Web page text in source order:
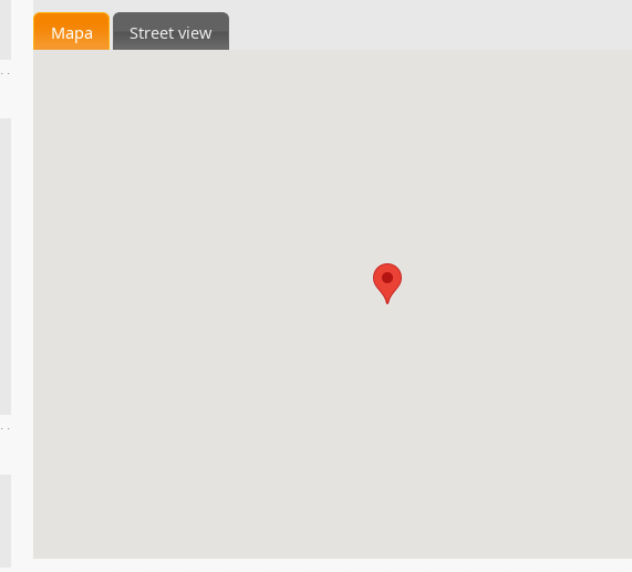
Mapa Street view